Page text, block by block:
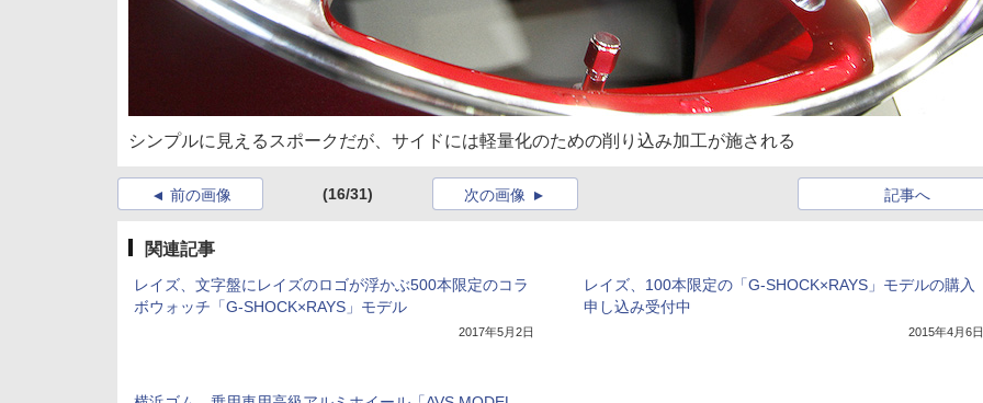
シンプルに見えるスポークだが、サイドには軽量化のための削り込み加工が施される
前の画像 (16/31) 記事へ
次の画像
関連記事
レイズ、文字盤にレイズのロゴが浮かぶ500本限定のコラ
ボウォッチ「G-SHOCK×RAYS」モデル
2017年5月2日
レイズ、100本限定の「G-SHOCK×RAYS」モデルの購入
申し込み受付中
2015年4月6日